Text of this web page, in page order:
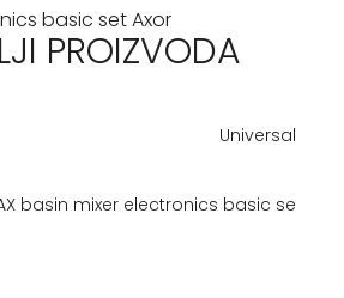
basic set Axor
PROIZVODA
Universal
basin mixer electronics basic se